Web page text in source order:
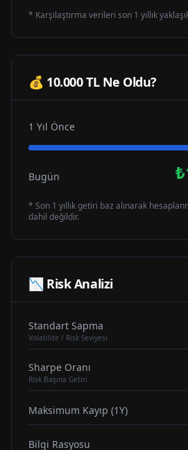
* Karşılaştırma verileri son 1 yıllık
💰 10.000 TL Ne Oldu?
1 Yıl Önce
Bugün
* Son 1 yıllık getiri baz alınarak
dahil değildir.
📉 Risk Analizi
Standart Sapma
Volatilite / Risk Seviyesi
Sharpe Oranı
Risk Başına Getiri
Maksimum Kayıp (1Y)
Bilgi Rasyosu